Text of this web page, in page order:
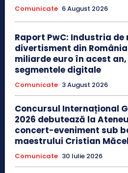
Comunicate 6 August 2026
Raport PwC: Industria de
divertisment din
miliarde euro în acest
segmentele digitale
Comunicate 3 August 2026
Concursul Internațional
2026 debutează la
concert-eveniment sub
maestrului Cristian
Comunicate 30 Iulie 2026